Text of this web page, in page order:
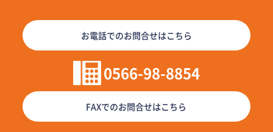
お電話でのお問合せはこちら
0566-98-8854
FAXでのお問合せはこちら